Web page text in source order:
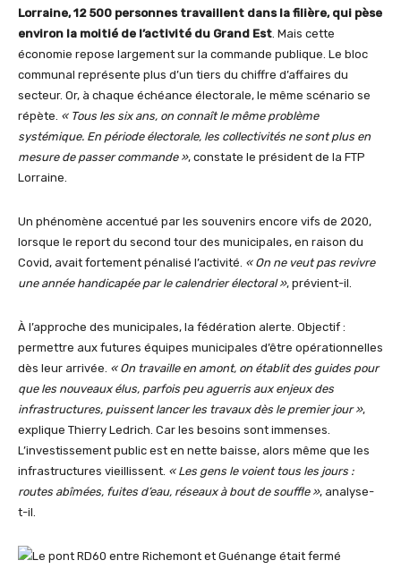
Lorraine, 12 500 personnes travaillent dans la filière, qui pèse
environ la moitié de l’activité du Grand Est. Mais cette
économie repose largement sur la commande publique. Le bloc
communal représente plus d’un tiers du chiffre d’affaires du
secteur. Or, à chaque échéance électorale, le même scénario se
répète. « Tous les six ans, on connaît le même problème
systémique. En période électorale, les collectivités ne sont plus en
mesure de passer commande », constate le président de la FTP
Lorraine.
Un phénomène accentué par les souvenirs encore vifs de 2020,
lorsque le report du second tour des municipales, en raison du
Covid, avait fortement pénalisé l’activité. « On ne veut pas revivre
une année handicapée par le calendrier électoral », prévient-il.
À l’approche des municipales, la fédération alerte. Objectif :
permettre aux futures équipes municipales d’être opérationnelles
dès leur arrivée. « On travaille en amont, on établit des guides pour
que les nouveaux élus, parfois peu aguerris aux enjeux des
infrastructures, puissent lancer les travaux dès le premier jour »,
explique Thierry Ledrich. Car les besoins sont immenses.
L’investissement public est en nette baisse, alors même que les
infrastructures vieillissent. « Les gens le voient tous les jours :
routes abîmées, fuites d’eau, réseaux à bout de souffle », analyse-
t-il.